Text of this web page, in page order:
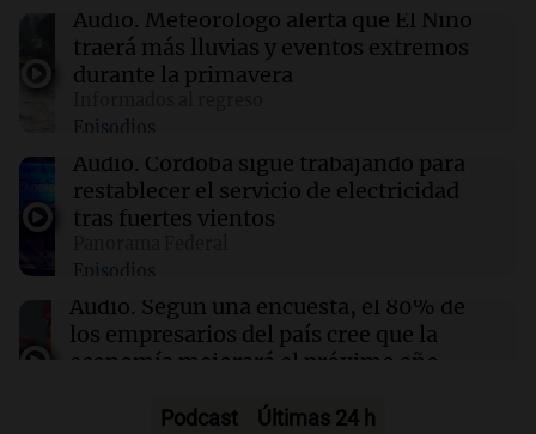
19:08 Política y Economía
Industriales santafesinos cruzaron a Caputo:
"No resuelve problemas productivos"
19:05 Sociedad
La defensa de Facundo Moyano solicita
levantar las restricciones impuestas en su
caso
19:03 Mundo
El brote de ébola en el Congo ya ha cobrado la
vida de 330 niños menores de cinco años
Audio. Meteorólogo alerta que El Niño
traerá más lluvias y eventos extremos
durante la primavera
Episodios
Audio. Córdoba sigue trabajando para
restablecer el servicio de electricidad
tras fuertes vientos
Episodios
Audio. Según una encuesta, el 80% de
los empresarios del país cree que la
economía mejorará el próximo año
Podcast Últimas 24 h